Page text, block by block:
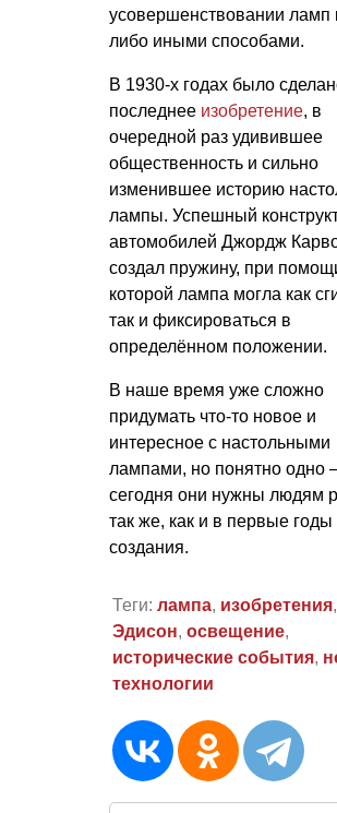
усовершенствовании ламп
либо иными способами.
В 1930-х годах было
последнее изобретение, в
очередной раз удивившее
общественность и сильно
изменившее историю
лампы. Успешный
автомобилей Джордж
создал пружину, при
которой лампа могла как
так и фиксироваться в
определённом положении.
В наше время уже сложно
придумать что-то новое и
интересное с настольными
лампами, но понятно одно
сегодня они нужны людям
так же, как и в первые годы
создания.
Теги: лампа, изобретения,
Эдисон, освещение,
исторические события,
технологии